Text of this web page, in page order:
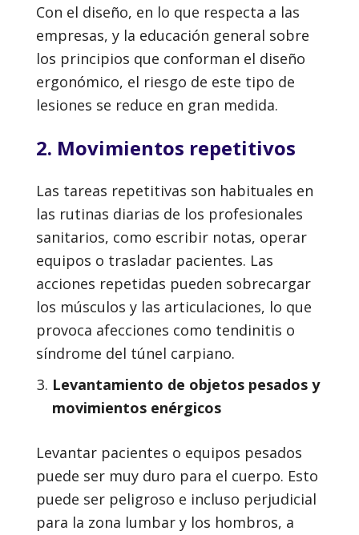
Con el diseño, en lo que respecta a las
empresas, y la educación general sobre
los principios que conforman el diseño
ergonómico, el riesgo de este tipo de
lesiones se reduce en gran medida.
2. Movimientos repetitivos
Las tareas repetitivas son habituales en
las rutinas diarias de los profesionales
sanitarios, como escribir notas, operar
equipos o trasladar pacientes. Las
acciones repetidas pueden sobrecargar
los músculos y las articulaciones, lo que
provoca afecciones como tendinitis o
síndrome del túnel carpiano.
Levantamiento de objetos pesados y
movimientos enérgicos
Levantar pacientes o equipos pesados
puede ser muy duro para el cuerpo. Esto
puede ser peligroso e incluso perjudicial
para la zona lumbar y los hombros, a